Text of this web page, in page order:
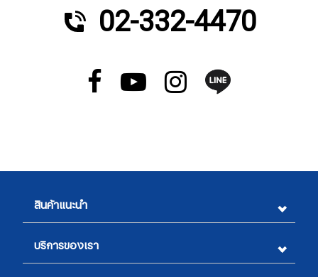
02-332-4470
สินค้าแนะนำ
บริการของเรา